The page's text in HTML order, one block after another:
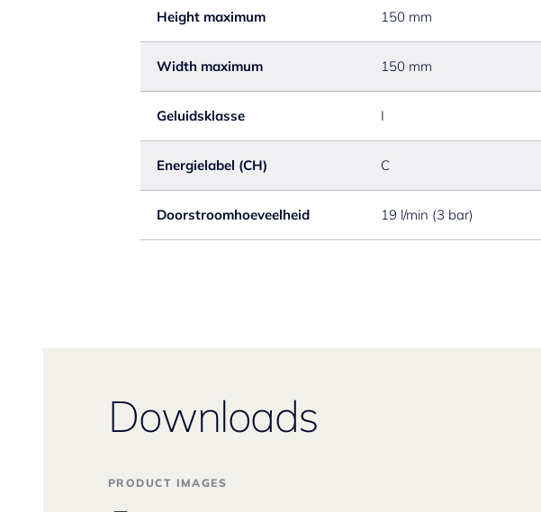
Height maximum 150 mm
Width maximum 150 mm
Geluidsklasse I
Energielabel (CH) C
Doorstroomhoeveelheid 19 l/min (3 bar)
Downloads
PRODUCT IMAGES